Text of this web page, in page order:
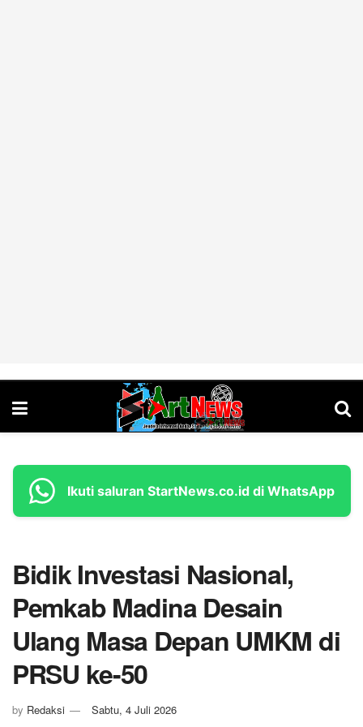
Ikuti saluran StartNews.co.id di WhatsApp
Bidik Investasi Nasional,
Pemkab Madina Desain
Ulang Masa Depan UMKM di
PRSU ke-50
by Redaksi Sabtu, 4 Juli 2026